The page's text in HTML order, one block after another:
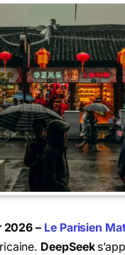
2026 – Le Parisien
DeepSeek